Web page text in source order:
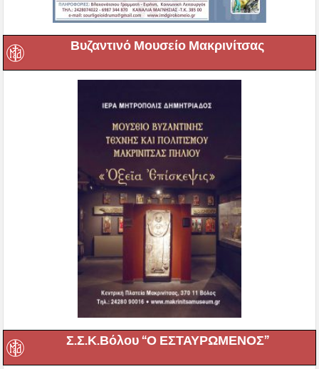
Βυζαντινό Μουσείο Μακρινίτσας
Σ.Σ.Κ.Βόλου “Ο ΕΣΤΑΥΡΩΜΕΝΟΣ”